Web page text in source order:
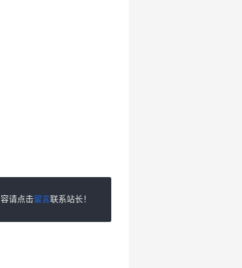
请点击留言联系站长！